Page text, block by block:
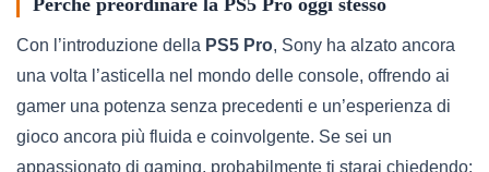
Perché preordinare la PS5 Pro oggi stesso
Con l’introduzione della PS5 Pro, Sony ha alzato ancora
una volta l’asticella nel mondo delle console, offrendo ai
gamer una potenza senza precedenti e un’esperienza di
gioco ancora più fluida e coinvolgente. Se sei un
appassionato di gaming, probabilmente ti starai chiedendo: